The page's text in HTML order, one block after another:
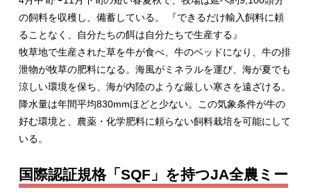
の飼料を収穫し、備蓄している。 『できるだけ輸入飼料に頼
ることなく、自分たちの餌は自分たちで生産する』
牧草地で生産された草を牛が食べ、牛のベッドになり、牛の排
泄物が牧草の肥料になる。海風がミネラルを運び、海が夏でも
涼しい環境を保ち、海が内陸のような厳しい寒さを遠ざける。
降水量は年間平均830mmほどと少ない。この気象条件が牛の
好む環境と、農薬・化学肥料に頼らない飼料栽培を可能にして
いる。
国際認証規格「SQF」を持つJA全農ミー